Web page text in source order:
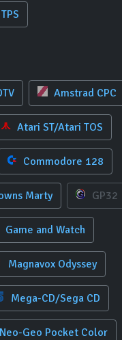
TPS
Amstrad CPC
Atari ST/Atari TOS
Commodore 128
Marty GP32
Game and Watch
Magnavox Odyssey
Mega-CD/Sega CD
Neo-Geo Pocket Color